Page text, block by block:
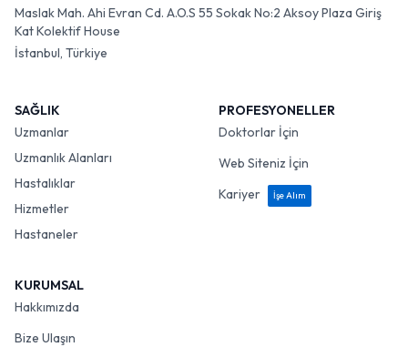
Maslak Mah. Ahi Evran Cd. A.O.S 55 Sokak No:2 Aksoy Plaza Giriş
Kat Kolektif House
İstanbul, Türkiye
SAĞLIK
Uzmanlar
Uzmanlık Alanları
Hastalıklar
Hizmetler
Hastaneler
PROFESYONELLER
Doktorlar İçin
Web Siteniz İçin
Kariyer
İşe Alım
KURUMSAL
Hakkımızda
Bize Ulaşın